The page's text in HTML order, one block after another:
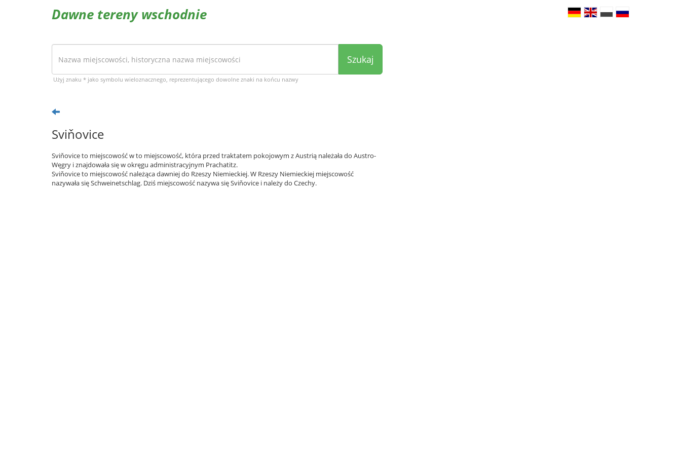
Dawne tereny wschodnie
Szukaj
Użyj znaku * jako symbolu wieloznacznego, reprezentującego dowolne znaki na końcu nazwy
Sviňovice
Sviňovice to miejscowość w to miejscowość, która przed traktatem pokojowym z Austrią należała do Austro-
Węgry i znajdowała się w okręgu administracyjnym Prachatitz.
Sviňovice to miejscowość należąca dawniej do Rzeszy Niemieckiej. W Rzeszy Niemieckiej miejscowość
nazywała się Schweinetschlag. Dziś miejscowość nazywa się Sviňovice i należy do Czechy.